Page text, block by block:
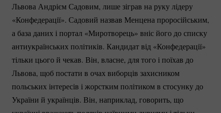
Львова Андрієм Садовим, лише зіграв на руку лідеру
«Конфедерації». Садовий назвав Менцена проросійським,
а база даних і портал «Миротворець» вніс його до списку
антиукраїнських політиків. Кандидат від «Конфедерації»
тільки цього й чекав. Він, власне, для того і поїхав до
Львова, щоб постати в очах виборців захисником
польських інтересів і жорстким політиком в стосунку до
України й українців. Він, наприклад, говорить, що